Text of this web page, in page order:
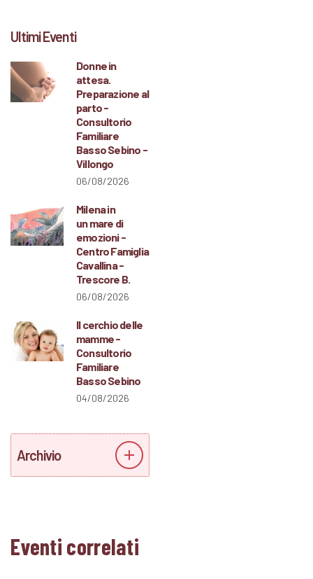
Ultimi Eventi
Donne in
attesa.
Preparazione al
parto -
Consultorio
Familiare
Basso Sebino -
Villongo
06/08/2026
Milena in
un mare di
emozioni -
Centro Famiglia
Cavallina -
Trescore B.
06/08/2026
Il cerchio delle
mamme -
Consultorio
Familiare
Basso Sebino
04/08/2026
Archivio
Eventi correlati